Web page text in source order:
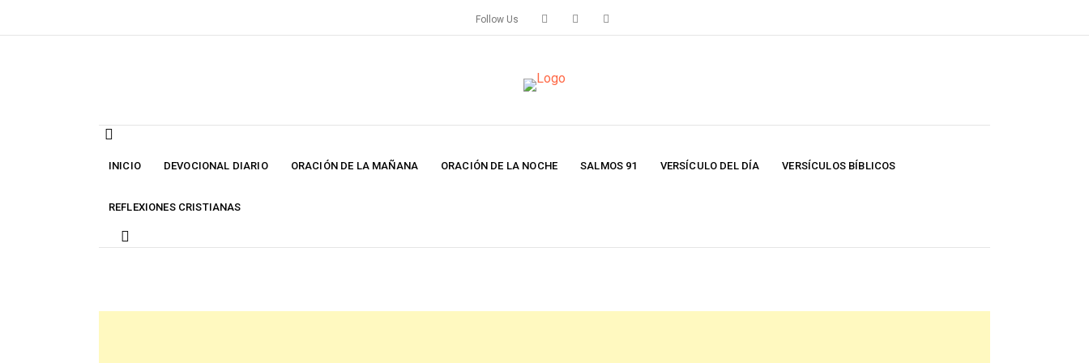
Follow Us
INICIO DEVOCIONAL DIARIO ORACIÓN DE LA MAÑANA ORACIÓN DE LA NOCHE SALMOS 91 VERSÍCULO DEL DÍA VERSÍCULOS BÍBLICOS
REFLEXIONES CRISTIANAS